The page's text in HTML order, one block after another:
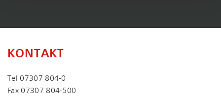
KONTAKT
Tel 07307 804-0
Fax 07307 804-500